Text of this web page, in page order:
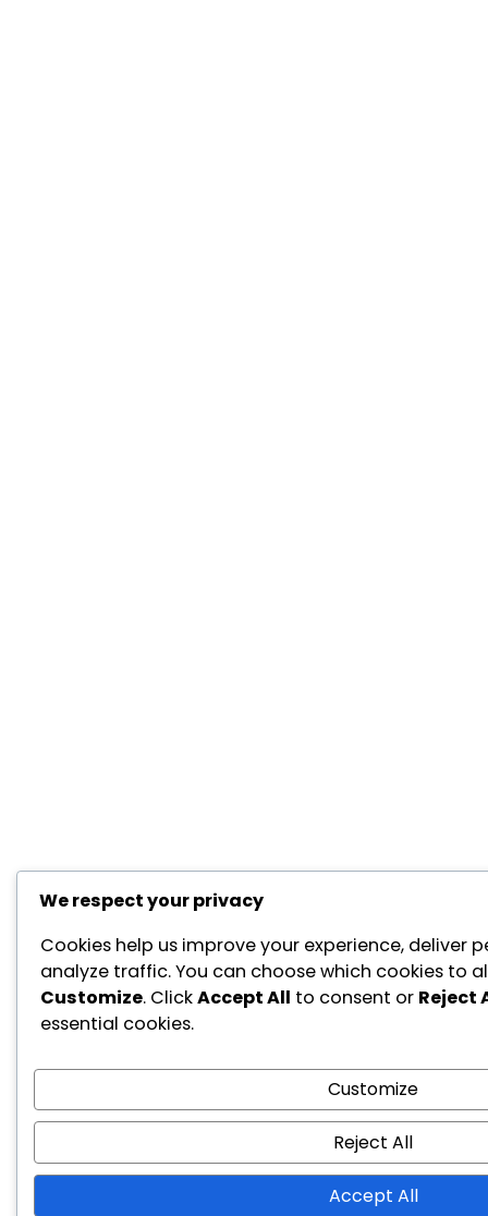
We respect your privacy
Cookies help us improve your experience, deliver
analyze traffic. You can choose which cookies to
Customize. ClickAccept All to consent or Reject
essential cookies.
Customize
Reject All
Accept All